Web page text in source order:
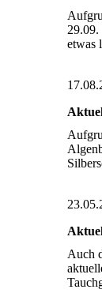
29.09.
etwas
Auch